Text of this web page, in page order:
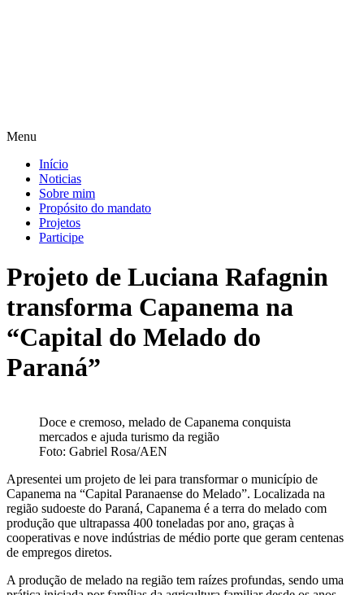
Menu
Início
Noticias
Sobre mim
Propósito do mandato
Projetos
Participe
Projeto de Luciana Rafagnin
transforma Capanema na
“Capital do Melado do
Paraná”
Doce e cremoso, melado de Capanema conquista
mercados e ajuda turismo da região
Foto: Gabriel Rosa/AEN
Apresentei um projeto de lei para transformar o município de
Capanema na “Capital Paranaense do Melado”. Localizada na
região sudoeste do Paraná, Capanema é a terra do melado com
produção que ultrapassa 400 toneladas por ano, graças à
cooperativas e nove indústrias de médio porte que geram centenas
de empregos diretos.
A produção de melado na região tem raízes profundas, sendo uma